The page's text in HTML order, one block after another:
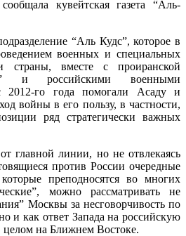
кувейтская газета “Аль-
“Аль Кудс”, которое в
военных и специальных
страны, вместе с проиранской
и российскими военными
2012-го года помогали Асаду и
войны в его пользу, в частности,
ряд стратегически важных
главной линии, но не отвлекаясь
против России очередные
преподносятся во многих
можно рассматривать не
Москвы за несговорчивость по
и как ответ Запада на российскую
на Ближнем Востоке.